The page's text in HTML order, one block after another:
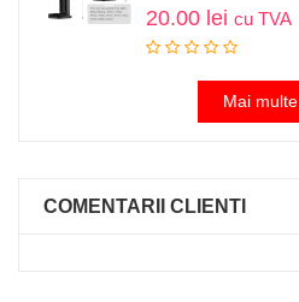
20.00 lei cu TVA
Mai multe
COMENTARII CLIENTI